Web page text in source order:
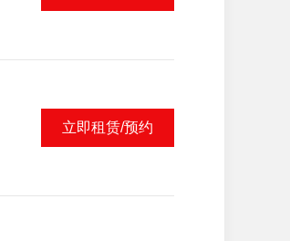
立即租赁/预约